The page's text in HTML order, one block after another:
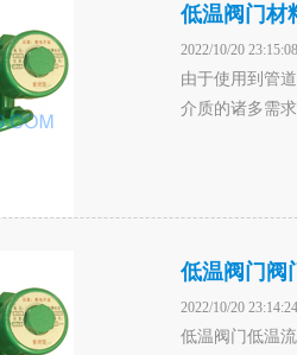
低温阀门材
2022/10/20 23:15:08
由于使用到管
介质的诸多需
低温阀门阀
2022/10/20 23:14:24
低温阀门低温